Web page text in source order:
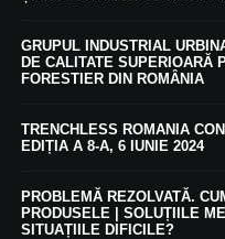
GRUPUL INDUSTRIAL
DE CALITATE SUPERIOARĂ
FORESTIER DIN ROMÂNIA
TRENCHLESS ROMANIA
EDIȚIA A 8-A, 6 IUNIE 2024
PROBLEMĂ REZOLVATĂ.
PRODUSELE | SOLUȚIILE
SITUAȚIILE DIFICILE?